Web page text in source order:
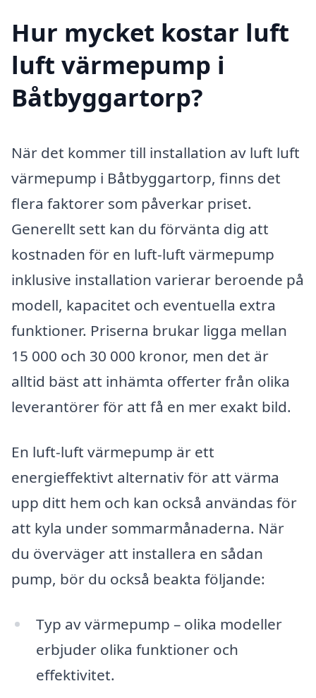
Hur mycket kostar luft
luft värmepump i
Båtbyggartorp?
När det kommer till installation av luft luft
värmepump i Båtbyggartorp, finns det
flera faktorer som påverkar priset.
Generellt sett kan du förvänta dig att
kostnaden för en luft-luft värmepump
inklusive installation varierar beroende på
modell, kapacitet och eventuella extra
funktioner. Priserna brukar ligga mellan
15 000 och 30 000 kronor, men det är
alltid bäst att inhämta offerter från olika
leverantörer för att få en mer exakt bild.
En luft-luft värmepump är ett
energieffektivt alternativ för att värma
upp ditt hem och kan också användas för
att kyla under sommarmånaderna. När
du överväger att installera en sådan
pump, bör du också beakta följande:
Typ av värmepump – olika modeller
erbjuder olika funktioner och
effektivitet.